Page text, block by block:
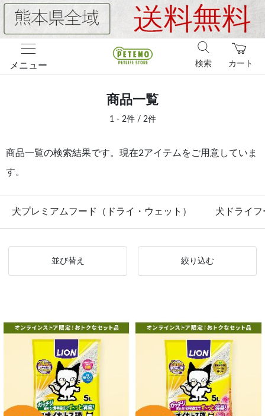
メニュー カート
検索
商品一覧
1 - 2件 / 2件
商品一覧の検索結果です。現在2アイテムをご用意していま
す。
犬プレミアムフード（ドライ・ウェット） 犬ドライフ
並び替え 絞り込む